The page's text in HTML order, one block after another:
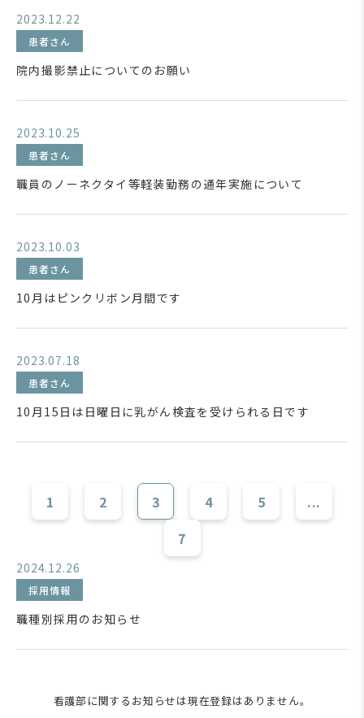
2023.12.22
患者さん
院内撮影禁止についてのお願い
2023.10.25
患者さん
職員のノーネクタイ等軽装勤務の通年実施について
2023.10.03
患者さん
10月はピンクリボン月間です
2023.07.18
患者さん
10月15日は日曜日に乳がん検査を受けられる日です
1 2 3 4 5
...
7
2024.12.26
採用情報
職種別採用のお知らせ
看護部に関するお知らせは現在登録はありません。